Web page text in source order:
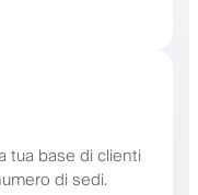
tua base di clienti
di sedi.